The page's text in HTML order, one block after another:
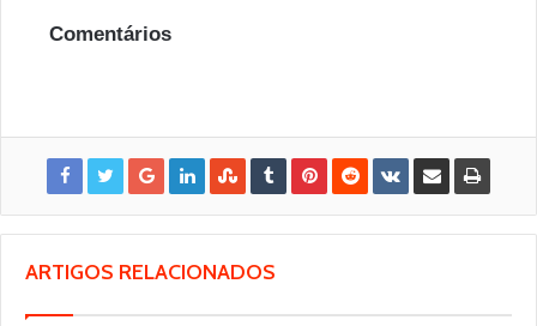
Comentários
ARTIGOS RELACIONADOS